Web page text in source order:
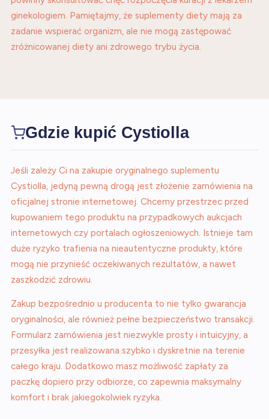
ginekologiem. Pamiętajmy, że suplementy diety mają za
zadanie wspierać organizm, ale nie mogą zastępować
zróżnicowanej diety ani zdrowego trybu życia.
Gdzie kupić Cystiolla
Jeśli zależy Ci na zakupie oryginalnego suplementu
Cystiolla, jedyną pewną drogą jest złożenie zamówienia na
oficjalnej stronie internetowej. Chcemy przestrzec przed
kupowaniem tego produktu na przypadkowych aukcjach
internetowych czy portalach ogłoszeniowych. Istnieje tam
duże ryzyko trafienia na nieautentyczne produkty, które
mogą nie przynieść oczekiwanych rezultatów, a nawet
zaszkodzić zdrowiu.
Zakup bezpośrednio u producenta to nie tylko gwarancja
oryginalności, ale również pełne bezpieczeństwo transakcji.
Formularz zamówienia jest niezwykle prosty i intuicyjny, a
przesyłka jest realizowana szybko i dyskretnie na terenie
całego kraju. Dodatkowo masz możliwość zapłaty za
paczkę dopiero przy odbiorze, co zapewnia maksymalny
komfort i brak jakiegokolwiek ryzyka.